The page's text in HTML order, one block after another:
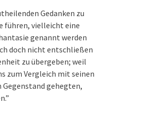
Gedanken zu
führen, vielleicht eine
genannt werden
doch nicht entschließen
zu übergeben; weil
zum Vergleich mit seinen
Gegenstand gehegten,